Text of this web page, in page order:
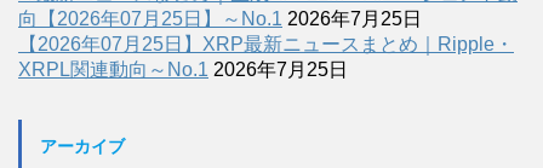
向【2026年07月25日】～No.1 2026年7月25日
【2026年07月25日】XRP最新ニュースまとめ｜Ripple・
XRPL関連動向～No.1 2026年7月25日
アーカイブ